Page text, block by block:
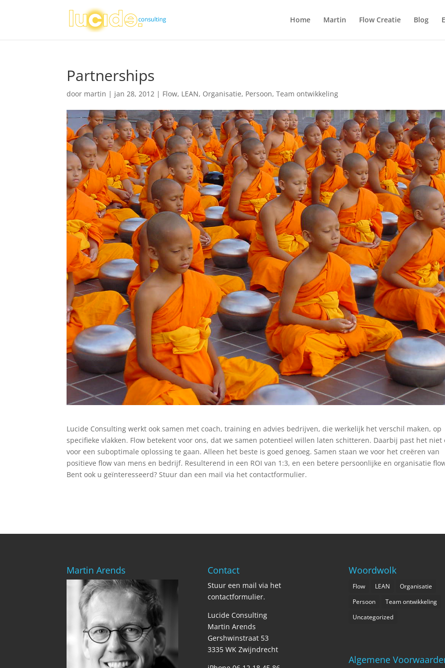
Home Martin Flow Creatie Blog
Partnerships
door martin | jan 28, 2012 | Flow, LEAN, Organisatie, Persoon,Team ontwikkeling
Lucide Consulting werkt ook samen met coach, training en advies bedrijven, die werkelijk het verschil maken, op
specifieke vlakken. Flow betekent voor ons, dat we samen potentieel willen laten schitteren. Daarbij past het niet
voor een suboptimale oplossing te gaan. Alleen het beste is goed genoeg. Samen staan we voor het creëren van
positieve flow van mens en bedrijf. Resulterend in een ROI van 1:3, en een betere persoonlijke en organisatie
Bent ook u geïnteresseerd? Stuur dan een mail via het contactformulier.
Martin Arends Contact
Stuur een mail via het
contactformulier.
Lucide Consulting
Martin Arends
Gershwinstraat 53
3335 WK Zwijndrecht
Woordwolk
Flow LEAN
Organisatie
Persoon
Team ontwikkeling
Uncategorized
Algemene